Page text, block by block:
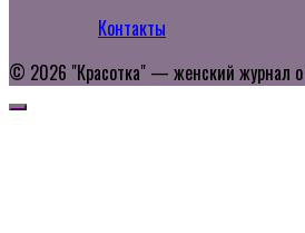
Контакты
© 2026 "Красотка" — женский журнал о